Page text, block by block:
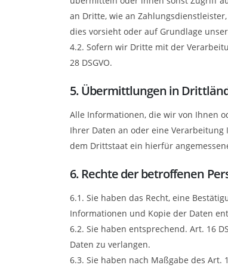
an Dritte, wie an
dies vorsieht oder auf Grundlage
4.2. Sofern wir Dritte mit der
28 DSGVO.
5. Übermittlungen in
Alle Informationen, die wir von Ihnen
Ihrer Daten an oder eine
dem Drittstaat ein hierfür
6. Rechte der betroffenen
6.1. Sie haben das Recht, eine
Informationen und Kopie der Daten
6.2. Sie haben entsprechend. Art. 16
Daten zu verlangen.
6.3. Sie haben nach Maßgabe des Art.